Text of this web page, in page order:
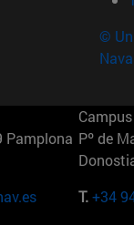
©
Pamplona Pº de
T.+34